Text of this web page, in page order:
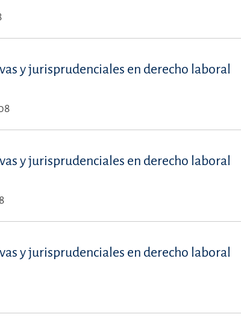
y jurisprudenciales en derecho laboral
y jurisprudenciales en derecho laboral
y jurisprudenciales en derecho laboral